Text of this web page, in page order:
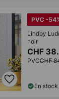
PVC -
Lindby
noir
CHF
PVCCHF
En stock